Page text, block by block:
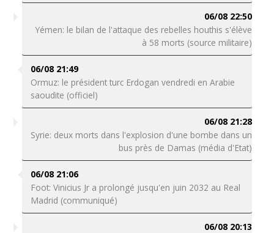
06/08 22:50
Yémen: le bilan de l'attaque des rebelles houthis s'élève
à 58 morts (source militaire)
06/08 21:49
Ormuz: le président turc Erdogan vendredi en Arabie
saoudite (officiel)
06/08 21:28
Syrie: deux morts dans l'explosion d'une bombe dans un
bus près de Damas (média d'Etat)
06/08 21:06
Foot: Vinicius Jr a prolongé jusqu'en juin 2032 au Real
Madrid (communiqué)
06/08 20:13